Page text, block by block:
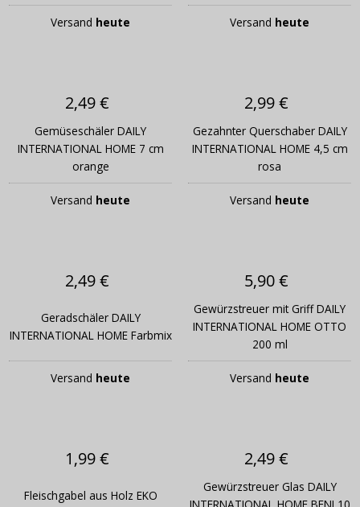
Versand heute Versand heute
2,49 €
Gemüseschäler DAILY
INTERNATIONAL HOME 7 cm
orange
Versand heute
2,99 €
Gezahnter Querschaber DAILY
INTERNATIONAL HOME 4,5 cm
rosa
Versand heute
2,49 €
Geradschäler DAILY
INTERNATIONAL HOME Farbmix
Versand heute
5,90 €
Gewürzstreuer mit Griff DAILY
INTERNATIONAL HOME OTTO
200 ml
Versand heute
1,99 €
Fleischgabel aus Holz EKO
2,49 €
Gewürzstreuer Glas DAILY